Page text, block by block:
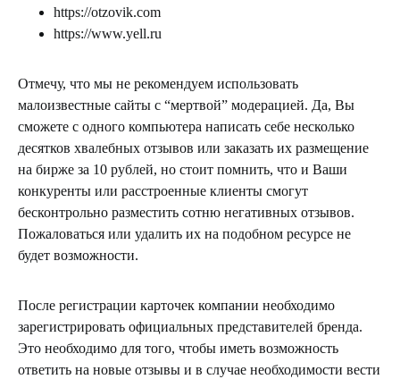
https://otzovik.com
https://www.yell.ru
Отмечу, что мы не рекомендуем использовать
малоизвестные сайты с “мертвой” модерацией. Да, Вы
сможете с одного компьютера написать себе несколько
десятков хвалебных отзывов или заказать их размещение
на бирже за 10 рублей, но стоит помнить, что и Ваши
конкуренты или расстроенные клиенты смогут
бесконтрольно разместить сотню негативных отзывов.
Пожаловаться или удалить их на подобном ресурсе не
будет возможности.
После регистрации карточек компании необходимо
зарегистрировать официальных представителей бренда.
Это необходимо для того, чтобы иметь возможность
ответить на новые отзывы и в случае необходимости вести